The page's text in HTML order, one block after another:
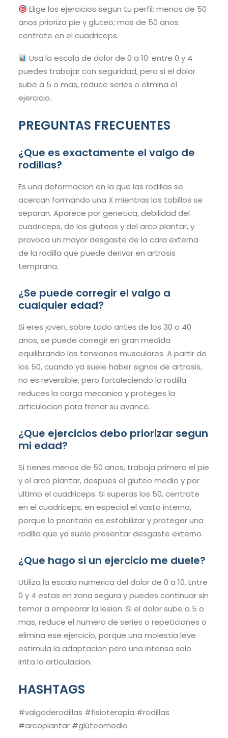
Elige los ejercicios segun tu perfil: menos de 50
anos prioriza pie y gluteo; mas de 50 anos
centrate en el cuadriceps.
Usa la escala de dolor de 0 a 10: entre 0 y 4
puedes trabajar con seguridad, pero si el dolor
sube a 5 o mas, reduce series o elimina el
ejercicio.
PREGUNTAS FRECUENTES
¿Que es exactamente el valgo de
rodillas?
Es una deformacion en la que las rodillas se
acercan formando una X mientras los tobillos se
separan. Aparece por genetica, debilidad del
cuadriceps, de los gluteos y del arco plantar, y
provoca un mayor desgaste de la cara externa
de la rodilla que puede derivar en artrosis
temprana.
¿Se puede corregir el valgo a
cualquier edad?
Si eres joven, sobre todo antes de los 30 o 40
anos, se puede corregir en gran medida
equilibrando las tensiones musculares. A partir de
los 50, cuando ya suele haber signos de artrosis,
no es reversible, pero fortaleciendo la rodilla
reduces la carga mecanica y proteges la
articulacion para frenar su avance.
¿Que ejercicios debo priorizar segun
mi edad?
Si tienes menos de 50 anos, trabaja primero el pie
y el arco plantar, despues el gluteo medio y por
ultimo el cuadriceps. Si superas los 50, centrate
en el cuadriceps, en especial el vasto interno,
porque lo prioritario es estabilizar y proteger una
rodilla que ya suele presentar desgaste externo.
¿Que hago si un ejercicio me duele?
Utiliza la escala numerica del dolor de 0 a 10. Entre
0 y 4 estas en zona segura y puedes continuar sin
temor a empeorar la lesion. Si el dolor sube a 5 o
mas, reduce el numero de series o repeticiones o
elimina ese ejercicio, porque una molestia leve
estimula la adaptacion pero una intensa solo
irrita la articulacion.
HASHTAGS
#valgoderodillas #fisioterapia #rodillas
#arcoplantar #glúteomedio